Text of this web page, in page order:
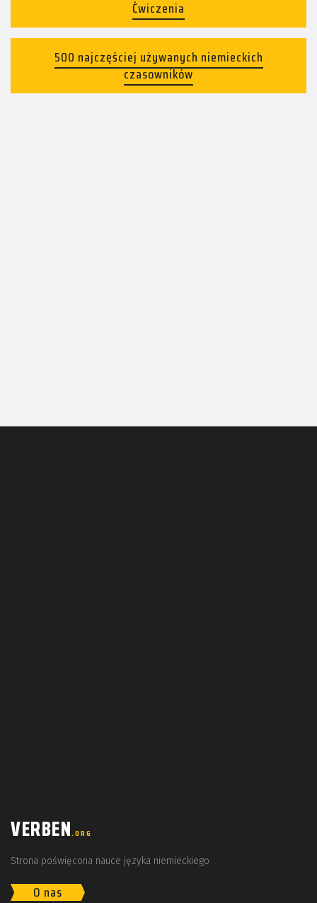
Ćwiczenia
500 najczęściej używanych niemieckich
czasowników
VERBEN.ORG
Strona poświęcona nauce języka niemieckiego
O nas